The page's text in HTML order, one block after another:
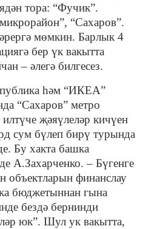
тора: “Фучик”.
“Сахаров”.
мөмкин. Барлык 4
бер үк вакытта
– әлегә билгесез.
һәм “ИКЕА”
“Сахаров” метро
җәяүлеләр кичүен
сум бүлеп бирү турында
Бу хакта башка
А.Захарченко. – Бүгенге
объектларын финанслау
бюджетыннан гына
бездә бернинди
юк”. Шул ук вакытта,